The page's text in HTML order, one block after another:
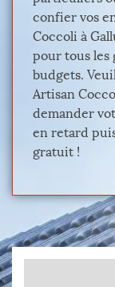
confier vos
Coccoli à
pour tous les
budgets.
Artisan
demander
en retard
gratuit !